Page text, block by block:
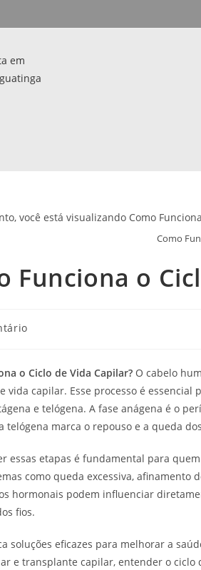
Como
Funciona o
o Ciclo de Vida Capilar? O cabelo
vida capilar. Esse processo é
e telógena. A fase anágena é o
telógena marca o repouso e a queda
essas etapas é fundamental para
como queda excessiva, afinamento
hormonais podem influenciar
fios.
soluções eficazes para melhorar a
e transplante capilar, entender o